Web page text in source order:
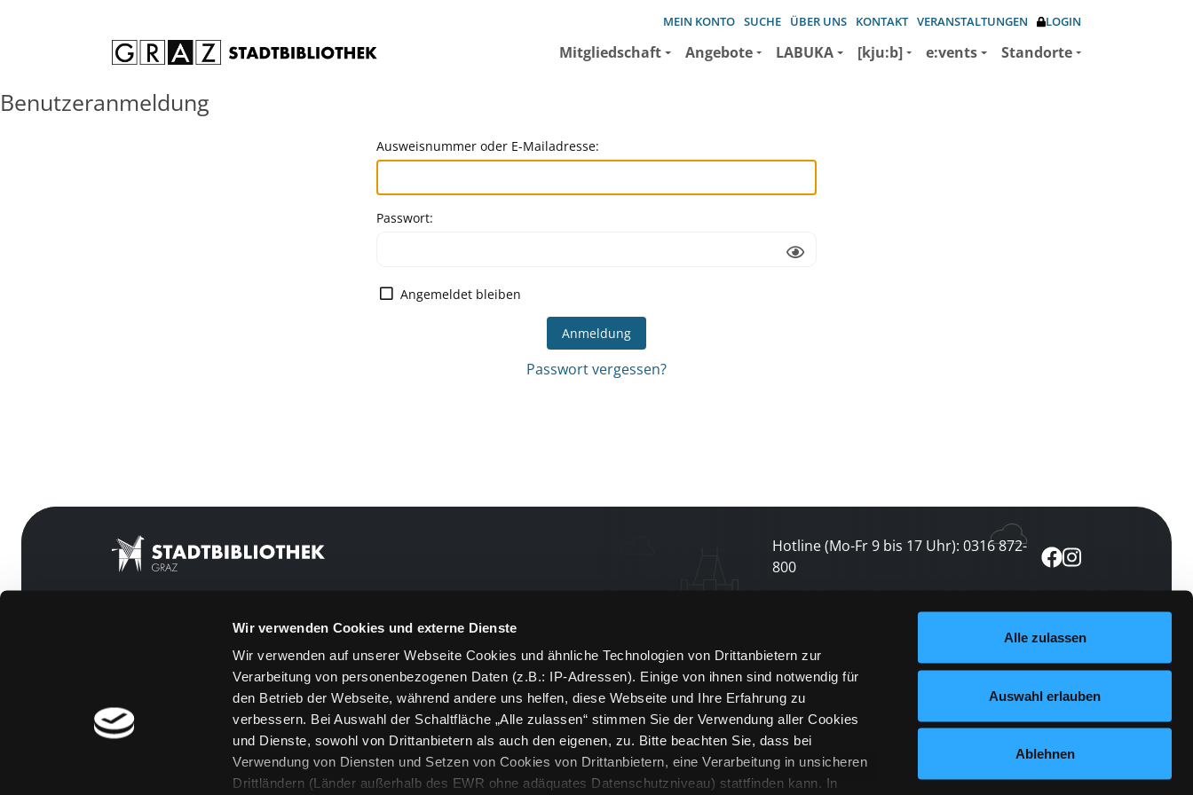
Wir verwenden Cookies und externe Dienste
Wir verwenden auf unserer Webseite Cookies und ähnliche Technologien von Drittanbietern zur
Verarbeitung von personenbezogenen Daten (z.B.: IP-Adressen). Einige von ihnen sind notwendig für
den Betrieb der Webseite, während andere uns helfen, diese Webseite und Ihre Erfahrung zu
verbessern. Bei Auswahl der Schaltfläche „Alle zulassen“ stimmen Sie der Verwendung aller Cookies
und Dienste, sowohl von Drittanbietern als auch den eigenen, zu. Bitte beachten Sie, dass bei
Verwendung von Diensten und Setzen von Cookies von Drittanbietern, eine Verarbeitung in unsicheren
Drittländern (Länder außerhalb des EWR ohne adäquates Datenschutzniveau) stattfinden kann. In
Alle zulassen
Auswahl erlauben
Ablehnen
MEIN KONTO SUCHE ÜBER UNS KONTAKT VERANSTALTUNGEN LOGIN
Mitgliedschaft Angebote LABUKA [kju:b] e:vents Standorte
Benutzeranmeldung
Ausweisnummer oder E-Mailadresse:
Passwort:
Angemeldet bleiben
Passwort vergessen?
Hotline (Mo-Fr 9 bis 17 Uhr): 0316 872-
800
[kju:b]
Feedback
Kontakt
Über uns
Jobs
Medienwunsch
FAQs
Newsletter abonnieren
und keine Veranstaltung verpassen
jetzt abonnieren